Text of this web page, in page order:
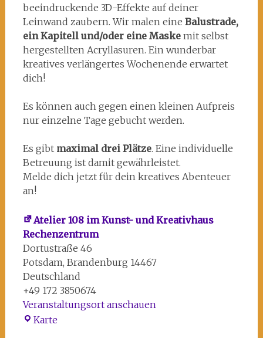
beeindruckende 3D-Effekte auf deiner
Leinwand zaubern. Wir malen eine Balustrade,
ein Kapitell und/oder eine Maskemit selbst
hergestellten Acryllasuren. Ein wunderbar
kreatives verlängertes Wochenende erwartet
dich!
Es können auch gegen einen kleinen Aufpreis
nur einzelne Tage gebucht werden.
Es gibt maximal drei Plätze. Eine individuelle
Betreuung ist damit gewährleistet.
Melde dich jetzt für dein kreatives Abenteuer
an!
Atelier 108 im Kunst- und Kreativhaus
Rechenzentrum
Dortustraße 46
Potsdam, Brandenburg 14467
Deutschland
+49 172 3850674
Veranstaltungsort anschauen
KarteAtelier